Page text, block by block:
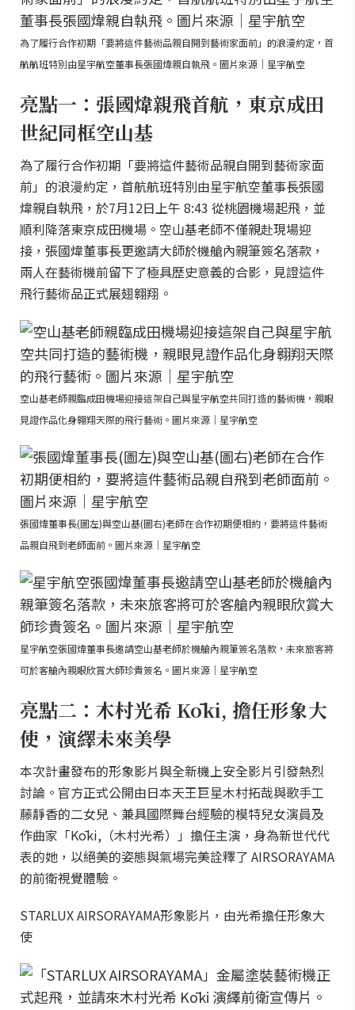
為了履行合作初期「要將這件藝術品親自開到藝術家面前」的浪漫約定，首
航航班特別由星宇航空董事長張國煒親自執飛。圖片來源｜星宇航空
亮點一：張國煒親飛首航，東京成田
世紀同框空山基
為了履行合作初期「要將這件藝術品親自開到藝術家面
前」的浪漫約定，首航航班特別由星宇航空董事長張國
煒親自執飛，於7月12日上午 8:43 從桃園機場起飛，並
順利降落東京成田機場。空山基老師不僅親赴現場迎
接，張國煒董事長更邀請大師於機艙內親筆簽名落款，
兩人在藝術機前留下了極具歷史意義的合影，見證這件
飛行藝術品正式展翅翱翔。
空山基老師親臨成田機場迎接這架自己與星宇航空共同打造的藝術機，親眼
見證作品化身翱翔天際的飛行藝術。圖片來源｜星宇航空
張國煒董事長(圖左)與空山基(圖右)老師在合作初期便相約，要將這件藝術
品親自飛到老師面前。圖片來源｜星宇航空
星宇航空張國煒董事長邀請空山基老師於機艙內親筆簽名落款，未來旅客將
可於客艙內親眼欣賞大師珍貴簽名。圖片來源｜星宇航空
亮點二：木村光希 Kōki, 擔任形象大
使，演繹未來美學
本次計畫發布的形象影片與全新機上安全影片引發熱烈
討論。官方正式公開由日本天王巨星木村拓哉與歌手工
藤靜香的二女兒、兼具國際舞台經驗的模特兒女演員及
作曲家「Kōki,（木村光希）」擔任主演，身為新世代代
表的她，以絕美的姿態與氣場完美詮釋了 AIRSORAYAMA
的前衛視覺體驗。
STARLUX AIRSORAYAMA形象影片，由光希擔任形象大
使